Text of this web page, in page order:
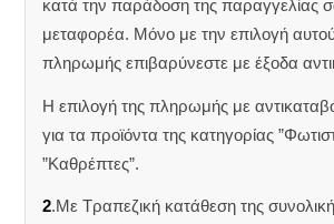
κατά την παράδοση της παραγγελίας
μεταφορέα. Μόνο με την επιλογή
πληρωμής επιβαρύνεστε με έξοδα
Η επιλογή της πληρωμής με
για τα προϊόντα της κατηγορίας
”Καθρέπτες”.
2.Με Τραπεζική κατάθεση της